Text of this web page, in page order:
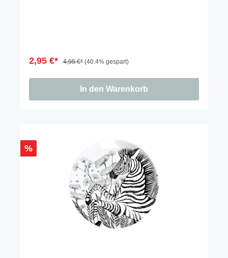
2,95 €* 4,95 €* (40.4% gespart)
In den Warenkorb
%